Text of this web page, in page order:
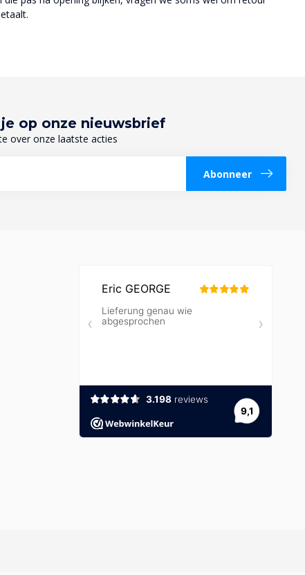
op onze nieuwsbrief
over onze laatste acties
Abonneer